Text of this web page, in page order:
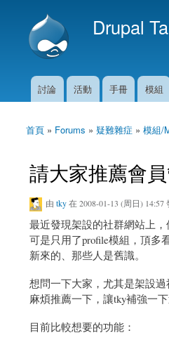
Drupal
主選單
討論 活動 手冊 模組
您在這裡
首頁 » Forums » 疑難雜症 » 模組/
請大家推薦會
由 tky在 2008-01-13 (周日) 14:57
最近發現架設的社群網站上，
可是只用了profile模組，頂多
新來的、那些人是舊識。
想問一下大家，尤其是架設
麻煩推薦一下，讓tky補強一下
目前比較想要的功能：